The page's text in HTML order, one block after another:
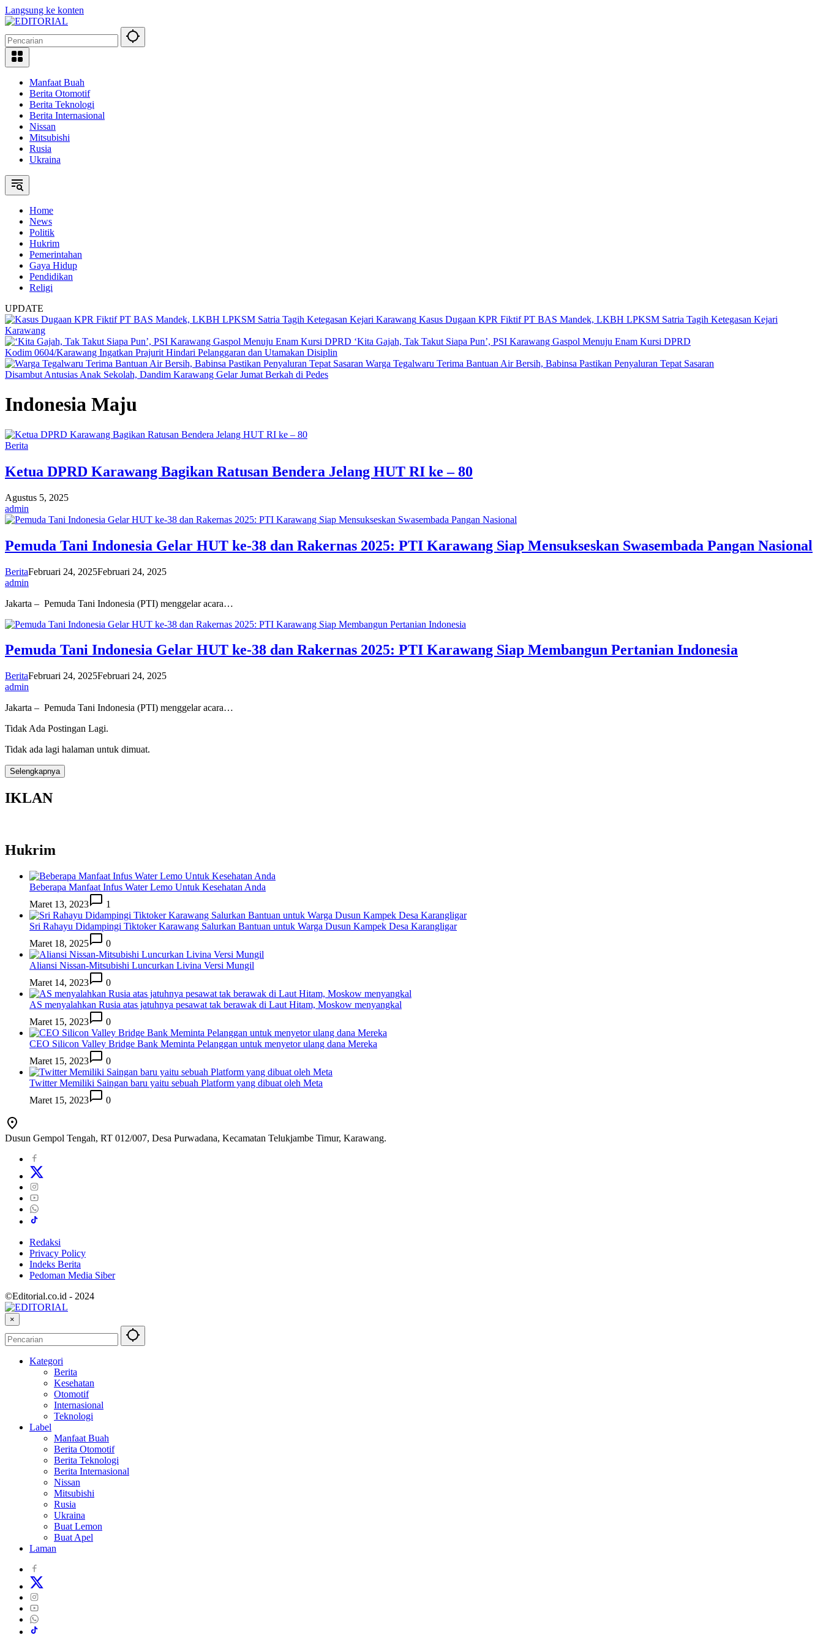
Langsung ke konten
Manfaat Buah
Berita Otomotif
Berita Teknologi
Berita Internasional
Nissan
Mitsubishi
Rusia
Ukraina
Home
News
Politik
Hukrim
Pemerintahan
Gaya Hidup
Pendidikan
Religi
UPDATE
Kasus Dugaan KPR Fiktif PT BAS Mandek, LKBH LPKSM Satria Tagih Ketegasan Kejari
Karawang
‘Kita Gajah, Tak Takut Siapa Pun’, PSI Karawang Gaspol Menuju Enam Kursi DPRD
Kodim 0604/Karawang Ingatkan Prajurit Hindari Pelanggaran dan Utamakan Disiplin
Warga Tegalwaru Terima Bantuan Air Bersih, Babinsa Pastikan Penyaluran Tepat Sasaran
Disambut Antusias Anak Sekolah, Dandim Karawang Gelar Jumat Berkah di Pedes
Indonesia Maju
Berita
Ketua DPRD Karawang Bagikan Ratusan Bendera Jelang HUT RI ke – 80
Agustus 5, 2025
admin
Pemuda Tani Indonesia Gelar HUT ke-38 dan Rakernas 2025: PTI Karawang Siap Mensukseskan Swasembada Pangan Nasional
BeritaFebruari 24, 2025Februari 24, 2025
admin
Jakarta – Pemuda Tani Indonesia (PTI) menggelar acara…
Pemuda Tani Indonesia Gelar HUT ke-38 dan Rakernas 2025: PTI Karawang Siap Membangun Pertanian Indonesia
BeritaFebruari 24, 2025Februari 24, 2025
admin
Jakarta – Pemuda Tani Indonesia (PTI) menggelar acara…
Tidak Ada Postingan Lagi.
Tidak ada lagi halaman untuk dimuat.
Selengkapnya
IKLAN
Hukrim
Beberapa Manfaat Infus Water Lemo Untuk Kesehatan Anda
Maret 13, 2023
1
Sri Rahayu Didampingi Tiktoker Karawang Salurkan Bantuan untuk Warga Dusun Kampek Desa Karangligar
Maret 18, 2025
0
Aliansi Nissan-Mitsubishi Luncurkan Livina Versi Mungil
Maret 14, 2023
0
AS menyalahkan Rusia atas jatuhnya pesawat tak berawak di Laut Hitam, Moskow menyangkal
Maret 15, 2023
0
CEO Silicon Valley Bridge Bank Meminta Pelanggan untuk menyetor ulang dana Mereka
Maret 15, 2023
0
Twitter Memiliki Saingan baru yaitu sebuah Platform yang dibuat oleh Meta
Maret 15, 2023
0
Dusun Gempol Tengah, RT 012/007, Desa Purwadana, Kecamatan Telukjambe Timur, Karawang.
Redaksi
Privacy Policy
Indeks Berita
Pedoman Media Siber
©Editorial.co.id - 2024
×
Kategori
Berita
Kesehatan
Otomotif
Internasional
Teknologi
Label
Manfaat Buah
Berita Otomotif
Berita Teknologi
Berita Internasional
Nissan
Mitsubishi
Rusia
Ukraina
Buat Lemon
Buat Apel
Laman